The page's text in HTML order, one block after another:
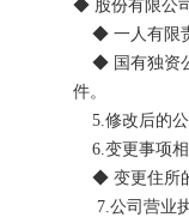
◆ 股份有限公
件。
7.公司营